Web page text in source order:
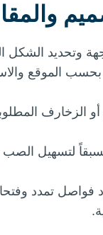
وتحديد الشكل
الزخارف
لتسهيل
تمدد